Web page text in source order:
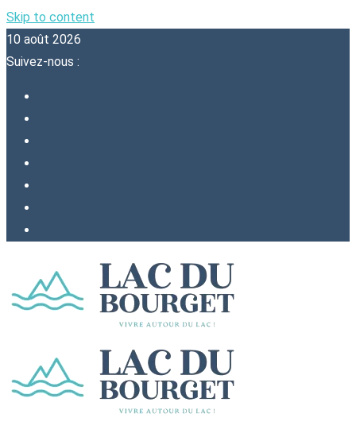
Skip to content
10 août 2026
Suivez-nous :